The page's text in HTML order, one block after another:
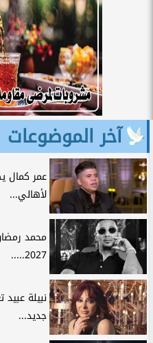
آخر الموضوعات
عمر كمال
لأهالي...
محمد
2027.....
نبيلة
جديد...